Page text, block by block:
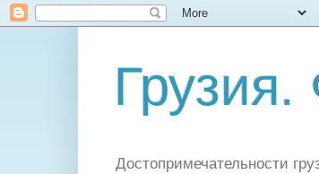
Грузия.
Достопримечательности